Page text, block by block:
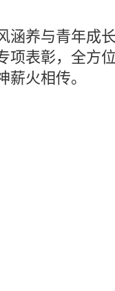
涵养与青年成
项表彰，全方
薪火相传。